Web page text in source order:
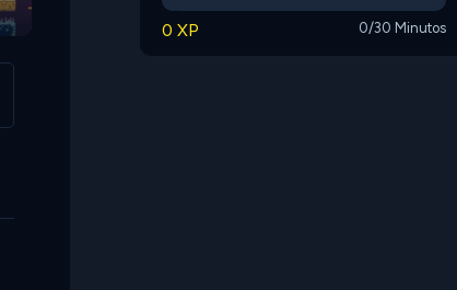
0 XP 0/30 Minutos